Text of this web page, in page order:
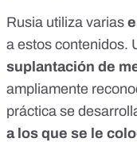
Rusia utiliza varias
a estos contenidos.
suplantación de
ampliamente
práctica se
a los que se le